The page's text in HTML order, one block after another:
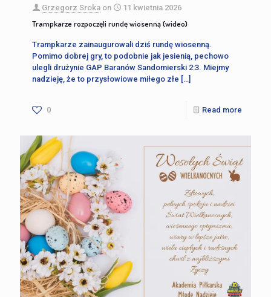
Grzegorz Sroka on 11 kwietnia 2026
Trampkarze rozpoczęli rundę wiosenną (wideo)
Trampkarze zainaugurowali dziś rundę wiosenną.
Pomimo dobrej gry, to podobnie jak jesienią, pechowo
ulegli drużynie GAP Baranów Sandomierski 2:3. Miejmy
nadzieję, że to przysłowiowe miłego złe […]
0 Read more